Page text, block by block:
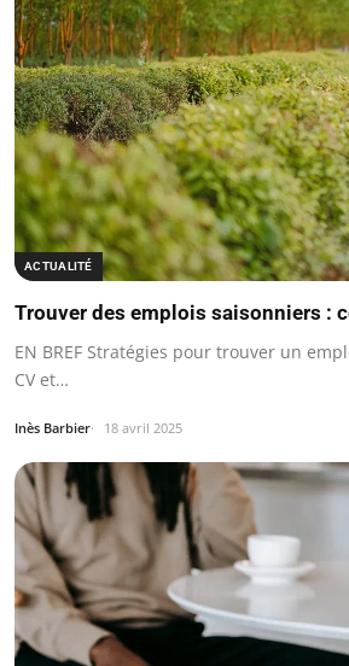
ACTUALITÉ
Trouver des emplois saisonniers :
EN BREF Stratégies pour trouver un
CV et…
Inès Barbier 18 avril 2025